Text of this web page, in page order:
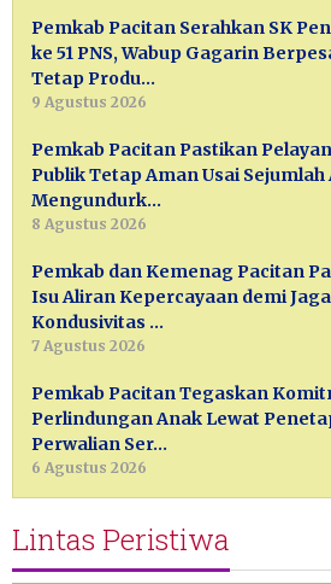
Pemkab Pacitan Serahkan SK
ke 51 PNS, Wabup Gagarin
Tetap Produ…
9 Agustus 2026
Pemkab Pacitan Pastikan
Publik Tetap Aman Usai Sejumlah
Mengundurk…
8 Agustus 2026
Pemkab dan Kemenag Pacitan
Isu Aliran Kepercayaan demi Jaga
Kondusivitas …
7 Agustus 2026
Pemkab Pacitan Tegaskan
Perlindungan Anak Lewat
Perwalian Ser…
6 Agustus 2026
Lintas Peristiwa